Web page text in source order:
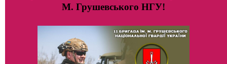
М. Грушевського НГУ!